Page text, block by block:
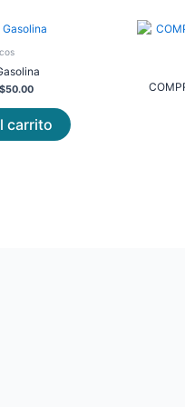
price
$50.00
Current
price
carrito